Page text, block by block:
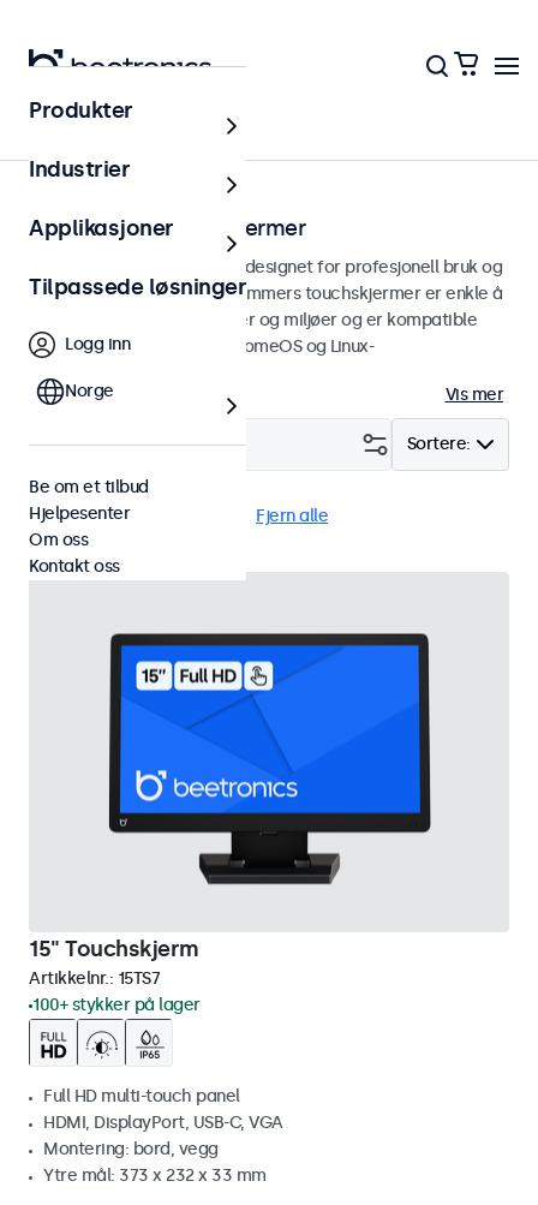
Touchskjermer
15 tommers touchskjermer
15 tommers touchskjermer designet for profesjonell bruk og
kontinuerlig bruk. Våre 15 tommers touchskjermer er enkle å
integrere i alle applikasjoner og miljøer og er kompatible
med Windows, macOS, ChromeOS og Linux-
Vis mer
Sortere:
Filter (4)
15" touchskjermer Fjern alle
15" Touchskjerm
Artikkelnr.: 15TS7
100+ stykker på lager
Full HD multi-touch panel
HDMI, DisplayPort, USB-C, VGA
Montering: bord, vegg
Ytre mål: 373 x 232 x 33 mm
Produkter
Industrier
Applikasjoner
Tilpassede løsninger
Logg inn
Norge
Be om et tilbud
Hjelpesenter
Om oss
Kontakt oss